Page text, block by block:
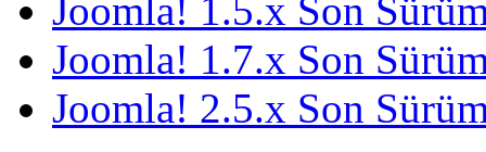
Joomla! 1.5.x Son
Joomla! 1.7.x Son
Joomla! 2.5.x Son